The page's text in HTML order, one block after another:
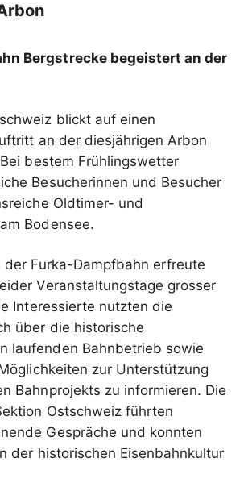
Bergstrecke begeistert an der
blickt auf einen
an der diesjährigen Arbon
bestem Frühlingswetter
Besucherinnen und Besucher
Oldtimer- und
Bodensee.
der Furka-Dampfbahn erfreute
Veranstaltungstage grosser
Interessierte nutzten die
über die historische
laufenden Bahnbetrieb sowie
zur Unterstützung
Bahnprojekts zu informieren. Die
Ostschweiz führten
Gespräche und konnten
der historischen Eisenbahnkultur